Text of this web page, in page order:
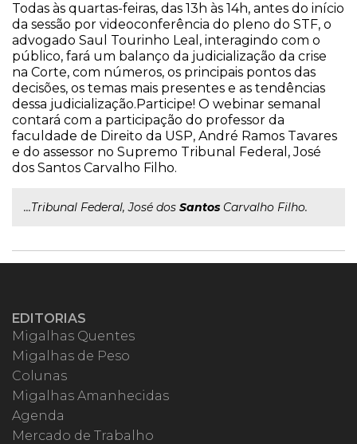
Todas às quartas-feiras, das 13h às 14h, antes do início
da sessão por videoconferência do pleno do STF, o
advogado Saul Tourinho Leal, interagindo com o
público, fará um balanço da judicialização da crise
na Corte, com números, os principais pontos das
decisões, os temas mais presentes e as tendências
dessa judicialização.Participe! O webinar semanal
contará com a participação do professor da
faculdade de Direito da USP, André Ramos Tavares
e do assessor no Supremo Tribunal Federal, José
dos Santos Carvalho Filho.
...Tribunal Federal, José dos Santos Carvalho Filho.
EDITORIAS
Migalhas Quentes
Migalhas de Peso
Colunas
Migalhas Amanhecidas
Agenda
Mercado de Trabalho